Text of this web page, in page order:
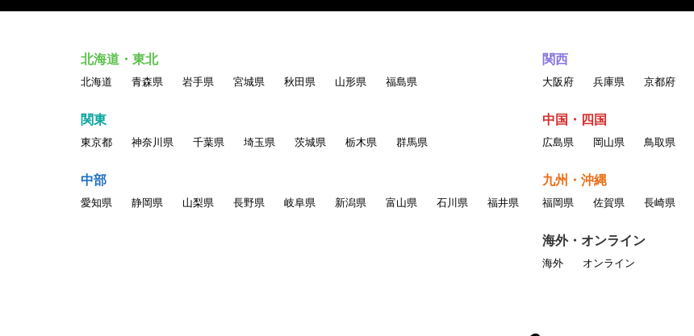
北海道・東北
北海道 青森県 岩手県 宮城県 秋田県 山形県 福島県
関東
東京都 神奈川県 千葉県 埼玉県 茨城県 栃木県 群馬県
中部
愛知県 静岡県 山梨県 長野県 岐阜県 新潟県 富山県 石川県 福井県
関西
大阪府 兵庫県 京都府
中国・四国
広島県 岡山県 鳥取県
九州・沖縄
福岡県 佐賀県 長崎県
海外・オンライン
海外 オンライン